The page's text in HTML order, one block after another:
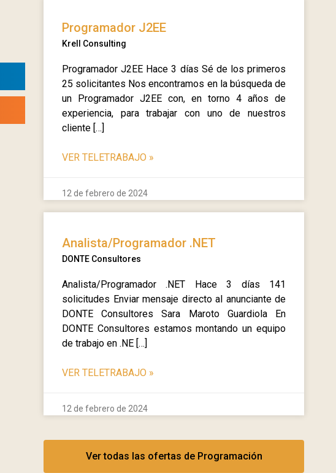
Programador J2EE
Krell Consulting
Programador J2EE Hace 3 días Sé de los primeros
25 solicitantes Nos encontramos en la búsqueda de
un Programador J2EE con, en torno 4 años de
experiencia, para trabajar con uno de nuestros
cliente […]
VER TELETRABAJO »
12 de febrero de 2024
Analista/Programador .NET
DONTE Consultores
Analista/Programador .NET Hace 3 días 141
solicitudes Enviar mensaje directo al anunciante de
DONTE Consultores Sara Maroto Guardiola En
DONTE Consultores estamos montando un equipo
de trabajo en .NE […]
VER TELETRABAJO »
12 de febrero de 2024
Ver todas las ofertas de Programación